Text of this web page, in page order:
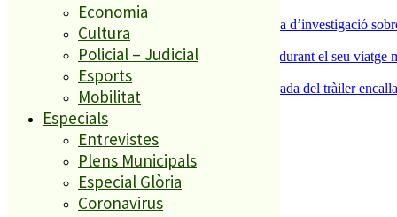
Economia
Cultura
Policial – Judicial
Esports
Mobilitat
Especials
Entrevistes
Plens Municipals
Especial Glòria
Coronavirus
Un historiador local guanya la primera beca d’investigació
Un grup de cigonyes fa parada a Palafolls durant el seu viatge
Normalitat a Ciutat Jardí després de la retirada del tràiler
El més llegit
ESPORTS CAP DE SETMANA